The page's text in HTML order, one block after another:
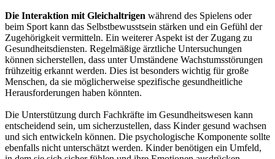
Die Interaktion mit Gleichaltrigen während des Spielens oder
beim Sport kann das Selbstbewusstsein stärken und ein Gefühl der
Zugehörigkeit vermitteln. Ein weiterer Aspekt ist der Zugang zu
Gesundheitsdiensten. Regelmäßige ärztliche Untersuchungen
können sicherstellen, dass unter Umständene Wachstumsstörungen
frühzeitig erkannt werden. Dies ist besonders wichtig für große
Menschen, da sie möglicherweise spezifische gesundheitliche
Herausforderungen haben könnten.
Die Unterstützung durch Fachkräfte im Gesundheitswesen kann
entscheidend sein, um sicherzustellen, dass Kinder gesund wachsen
und sich entwickeln können. Die psychologische Komponente sollte
ebenfalls nicht unterschätzt werden. Kinder benötigen ein Umfeld,